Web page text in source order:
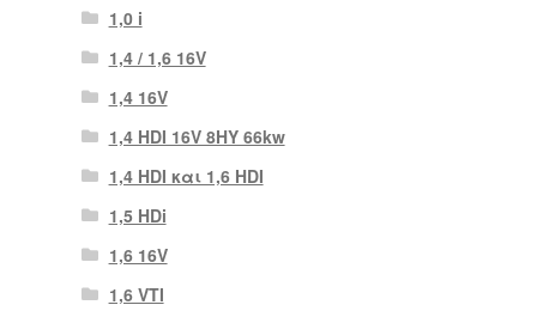
1,0 i
1,4 / 1,6 16V
1,4 16V
1,4 HDI 16V 8HY 66kw
1,4 HDI και 1,6 HDI
1,5 HDi
1,6 16V
1,6 VTI